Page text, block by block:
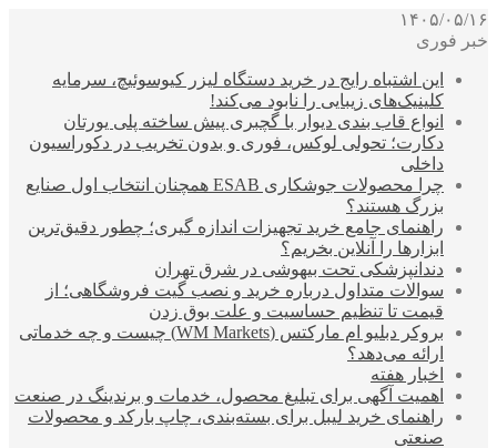
۱۴۰۵/۰۵/۱۶
خبر فوری
این اشتباه رایج در خرید دستگاه لیزر کیوسوئیچ، سرمایه
کلینیک‌های زیبایی را نابود می‌کند!
انواع قاب بندی دیوار با گچبری پیش ساخته پلی یورتان
دکارت؛ تحولی لوکس، فوری و بدون تخریب در دکوراسیون
داخلی
چرا محصولات جوشکاری ESAB همچنان انتخاب اول صنایع
بزرگ هستند؟
راهنمای جامع خرید تجهیزات اندازه گیری؛ چطور دقیق‌ترین
ابزارها را آنلاین بخریم؟
دندانپزشکی تحت بیهوشی در شرق تهران
سوالات متداول درباره خرید و نصب گیت فروشگاهی؛ از
قیمت تا تنظیم حساسیت و علت بوق زدن
بروکر دبلیو ام مارکتس (WM Markets) چیست و چه خدماتی
ارائه می‌دهد؟
اخبار هفته
اهمیت آگهی برای تبلیغ محصول، خدمات و برندینگ در صنعت
راهنمای خرید لیبل برای بسته‌بندی، چاپ بارکد و محصولات
صنعتی